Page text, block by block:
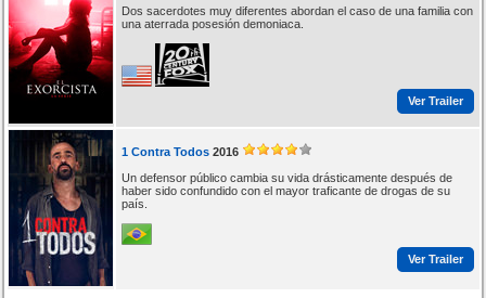
Dos sacerdotes muy diferentes abordan el caso de una familia con
una aterrada posesión demoniaca.
Ver Trailer
1 Contra Todos 2016
Un defensor público cambia su vida drásticamente después de
haber sido confundido con el mayor traficante de drogas de su
país.
Ver Trailer